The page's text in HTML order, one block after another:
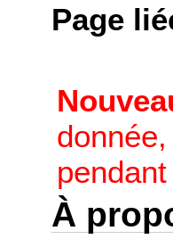
Page
À